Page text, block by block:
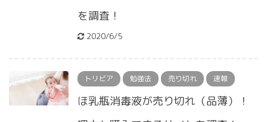
を調査！
2020/6/5
トリビア 勉強法 売り切れ 速報
ほ乳瓶消毒液が売り切れ（品薄）！